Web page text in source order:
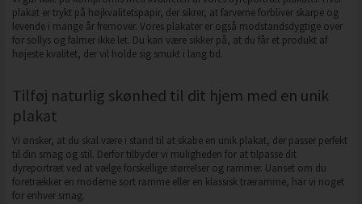
plakat er trykt på højkvalitetspapir, der sikrer, at farverne forbliver skarpe og
levende i mange år fremover. Vores plakater er også modstandsdygtige over
for sollys og falmer ikke let. Du kan være sikker på, at du får et produkt af
højeste kvalitet, der vil holde sig smukt i lang tid.
Tilføj naturlig skønhed til dit hjem med en unik
plakat
Vi ønsker, at du skal være i stand til at skabe en unik plakat, der passer perfekt
til din smag og stil. Derfor tilbyder vi muligheden for at tilpasse dit
dyreportræt ved at vælge forskellige størrelser og rammer. Uanset om du
foretrækker en moderne sort ramme eller en klassisk træramme, har vi noget
for enhver smag.